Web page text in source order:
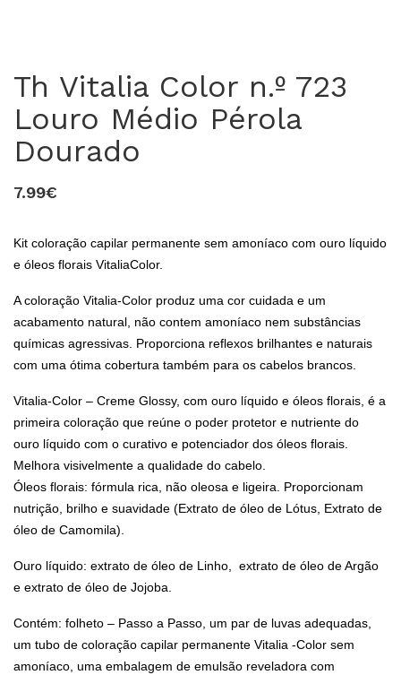
0
Th Vitalia Color n.º 723
Louro Médio Pérola
Dourado
7.99€
Kit coloração capilar permanente sem amoníaco com ouro líquido
e óleos florais VitaliaColor.
A coloração Vitalia-Color produz uma cor cuidada e um
acabamento natural, não contem amoníaco nem substâncias
químicas agressivas. Proporciona reflexos brilhantes e naturais
com uma ótima cobertura também para os cabelos brancos.
Vitalia-Color – Creme Glossy, com ouro líquido e óleos florais, é a
primeira coloração que reúne o poder protetor e nutriente do
ouro líquido com o curativo e potenciador dos óleos florais.
Melhora visivelmente a qualidade do cabelo.
Óleos florais: fórmula rica, não oleosa e ligeira. Proporcionam
nutrição, brilho e suavidade (Extrato de óleo de Lótus, Extrato de
óleo de Camomila).
Ouro líquido: extrato de óleo de Linho, extrato de óleo de Argão
e extrato de óleo de Jojoba.
Contém: folheto – Passo a Passo, um par de luvas adequadas,
um tubo de coloração capilar permanente Vitalia -Color sem
amoníaco, uma embalagem de emulsão reveladora com